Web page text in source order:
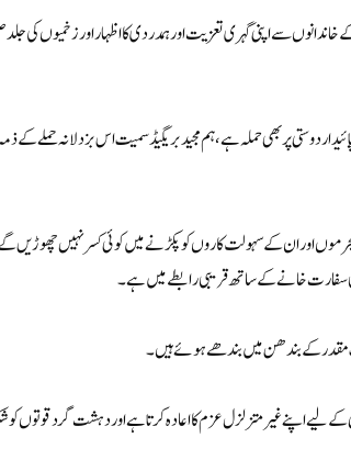
خاندانوں سے اپنی گہری تعزیت اور ہمدردی کا اظہار اور زخمیوں کی
دوستی پر بھی حملہ ہے، ہم مجید بریگیڈ سمیت اس بزدلانہ حملے کے
اور ان کے سہولت کاروں کو پکڑنے میں کوئی کسر نہیں چھوڑیں
سفارت خانے کے ساتھ قریبی رابطے میں ہے۔
مقدر کے بندھن میں بندھے ہوئے ہیں۔
کے لیے اپنے غیر متزلزل عزم کا اعادہ کرتا ہے اور دہشت گرد قوتوں